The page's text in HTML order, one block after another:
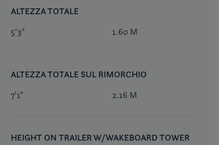
ALTEZZA TOTALE
5'3" 1.60 M
ALTEZZA TOTALE SUL RIMORCHIO
7'1" 2.16 M
HEIGHT ON TRAILER W/WAKEBOARD TOWER